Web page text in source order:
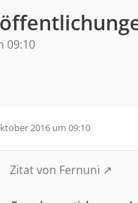
09:10
2016 um 09:10
Zitat von Fernuni